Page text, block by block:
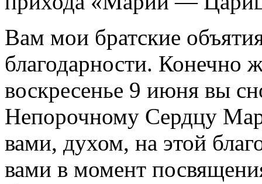
Вам мои братские
благодарности. Конечно
воскресенье 9 июня вы
Непорочному Сердцу
вами, духом, на этой
вами в момент